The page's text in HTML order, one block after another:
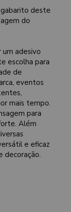
deste
do
um adesivo
escolha para
de
eventos
mais tempo.
para
Além
e eficaz
decoração.